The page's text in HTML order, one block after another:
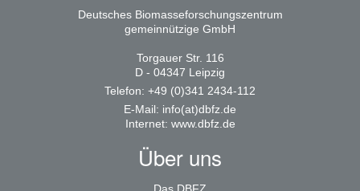
Deutsches Biomasseforschungszentrum
gemeinnützige GmbH
Torgauer Str. 116
D - 04347 Leipzig
Telefon: +49 (0)341 2434-112
E-Mail: info(at)dbfz.de
Internet: www.dbfz.de
Über uns